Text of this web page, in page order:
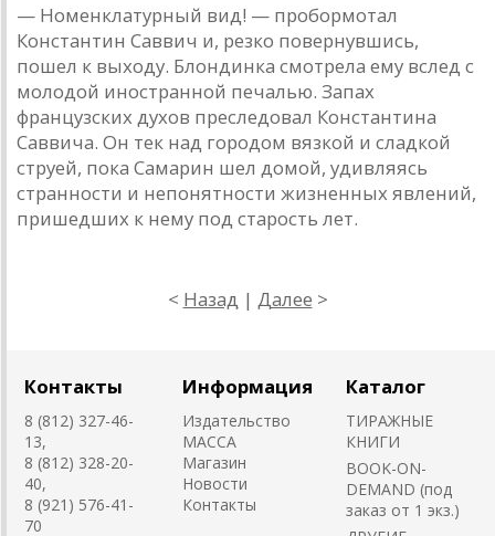
— Номенклатурный вид! — пробормотал
Константин Саввич и, резко повернувшись,
пошел к выходу. Блондинка смотрела ему вслед с
молодой иностранной печалью. Запах
французских духов преследовал Константина
Саввича. Он тек над городом вязкой и сладкой
струей, пока Самарин шел домой, удивляясь
странности и непонятности жизненных явлений,
пришедших к нему под старость лет.
< Назад | Далее >
Контакты
8 (812) 327-46-
13,
8 (812) 328-20-
40,
8 (921) 576-41-
70
Информация
Издательство
MACCA
Магазин
Новости
Контакты
Каталог
ТИРАЖНЫЕ
КНИГИ
BOOK-ON-
DEMAND (под
заказ от 1 экз.)